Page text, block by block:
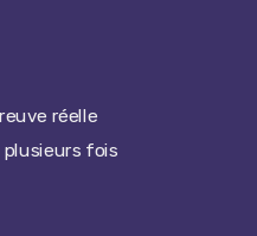
réelle
plusieurs fois